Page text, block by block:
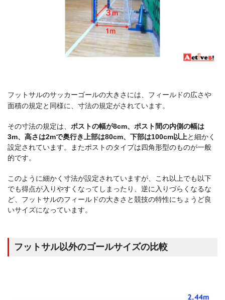
フットサルのサッカーゴールの大きさには、フィールドの広さや
面積の規定と同様に、寸法の規定がされています。
その寸法の規定は、 ポストの幅が8cm、ポスト間の内側の幅は
3m、高さは2mで奥行き上部は80cm、下部は100cm以上と細かく
設定されています。またポストのタイプは四角形型のものが一般
的です。
このように細かく寸法が設定されていますが、これ以上でも以下
でも得点が入りやすくなってしまったり、逆に入りづらくなるな
ど、フットサルのフィールドの大きさと競技の特性にちょうど良
いサイズになっています。
フットサル以外のゴールサイズの比較